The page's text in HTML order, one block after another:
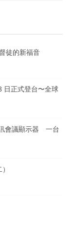
徒的新福音
正式登台〜全球
會議顯示器 一台